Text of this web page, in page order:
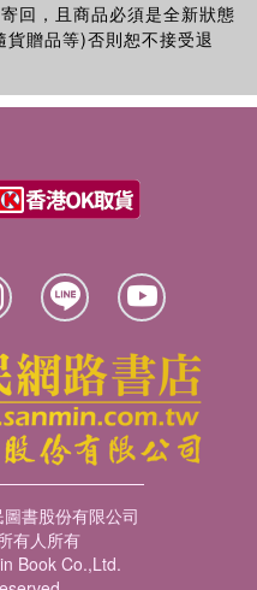
回，且商品必須是全新狀態
贈品等)否則恕不接受退
書股份有限公司
有人所有
Book Co.,Ltd.